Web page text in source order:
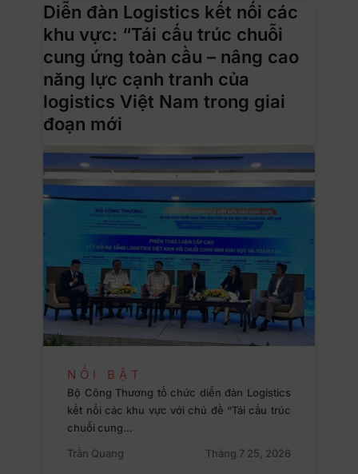
Diễn đàn Logistics kết nối các
khu vực: “Tái cấu trúc chuỗi
cung ứng toàn cầu – nâng cao
năng lực cạnh tranh của
logistics Việt Nam trong giai
đoạn mới
NỔI BẬT
Bộ Công Thương tổ chức diễn đàn Logistics
kết nối các khu vực với chủ đề “Tái cấu trúc
chuỗi cung…
Trần Quang
Tháng 7 25, 2026